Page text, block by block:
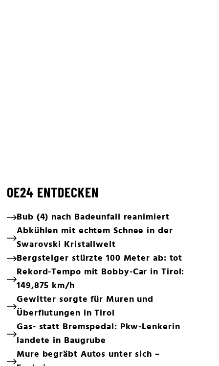
OE24 ENTDECKEN
Bub (4) nach Badeunfall reanimiert
Abkühlen mit echtem Schnee in der
Swarovski Kristallwelt
Bergsteiger stürzte 100 Meter ab: tot
Rekord-Tempo mit Bobby-Car in Tirol:
149,875 km/h
Gewitter sorgte für Muren und
Überflutungen in Tirol
Gas- statt Bremspedal: Pkw-Lenkerin
landete in Baugrube
Mure begräbt Autos unter sich –